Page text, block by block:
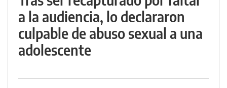
a la audiencia, lo declararon
culpable de abuso sexual a una
adolescente